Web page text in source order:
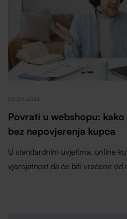
06.05.2026
Povrati u webshopu:
bez nepovjerenja kupca
U standardnim uvjetima, online
vjerojatnost da će biti vraćene od